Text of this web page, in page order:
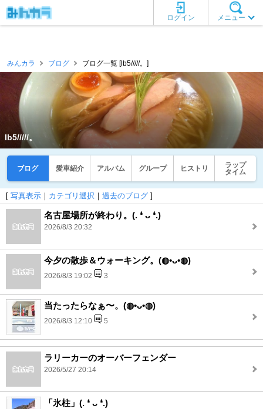
メニュー
ログイン
みんカラ ブログ ブログ一覧 [lb5/////。]
lb5/////。
ブログ 愛車紹介 アルバム グループ ヒストリ
ラップ
タイム
[ 写真表示 ｜ カテゴリ選択 ｜ 過去のブログ ]
名古屋場所が終わり。(⁠.⁠ ⁠❛⁠ ⁠ᴗ⁠ ⁠❛⁠.⁠)
2026/8/3 20:32
今夕の散歩＆ウォーキング。(⁠◍⁠•⁠ᴗ⁠•⁠◍⁠)
2026/8/3 19:02 3
当たったらなぁ〜。(⁠◍⁠•⁠ᴗ⁠•⁠◍⁠)
2026/8/3 12:10 5
ラリーカーのオーバーフェンダー
2026/5/27 20:14
「氷柱」(⁠.⁠ ⁠❛⁠ ⁠ᴗ⁠ ⁠❛⁠.⁠)